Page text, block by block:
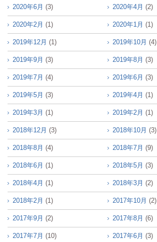
2020年6月 (3) 2020年4月 (2)
2020年2月 (1) 2020年1月 (1)
2019年12月 (1) 2019年10月 (4)
2019年9月 (3) 2019年8月 (3)
2019年7月 (4) 2019年6月 (3)
2019年5月 (3) 2019年4月 (1)
2019年3月 (1) 2019年2月 (1)
2018年12月 (3) 2018年10月 (3)
2018年8月 (4) 2018年7月 (9)
2018年6月 (1) 2018年5月 (3)
2018年4月 (1) 2018年3月 (2)
2018年2月 (1) 2017年10月 (2)
2017年9月 (2) 2017年8月 (6)
2017年7月 (10) 2017年6月 (3)